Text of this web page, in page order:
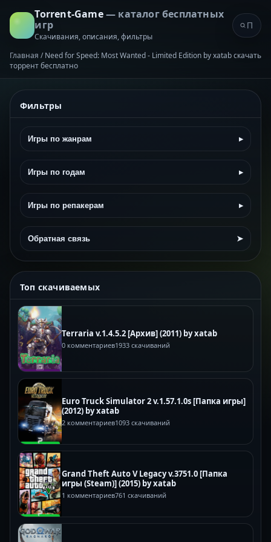
Torrent-Game— каталог бесплатных
игр
Скачивания, описания, фильтры
Главная / Need for Speed: Most Wanted - Limited Edition by xatab скачать
торрент бесплатно
Фильтры
Игры по жанрам ▸
Игры по годам ▸
Игры по репакерам ▸
Обратная связь ➤
Топ скачиваемых
Terraria v.1.4.5.2 [Архив] (2011) by xatab
0 комментариев1933 скачиваний
Euro Truck Simulator 2 v.1.57.1.0s [Папка игры]
(2012) by xatab
2 комментариев1093 скачиваний
Grand Theft Auto V Legacy v.3751.0 [Папка
игры (Steam)] (2015) by xatab
1 комментариев761 скачиваний